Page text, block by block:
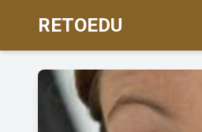
RETOEDU